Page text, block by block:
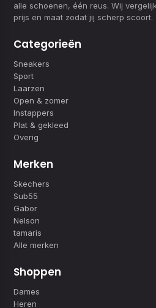
alle schoenen, één reus. Wij
prijs en maat zodat jij scherp scoort.
Categorieën
Sneakers
Sport
Laarzen
Open & zomer
Instappers
Plat & gekleed
Overig
Merken
Skechers
Sub55
Gabor
Nelson
tamaris
Alle merken
Shoppen
Dames
Heren